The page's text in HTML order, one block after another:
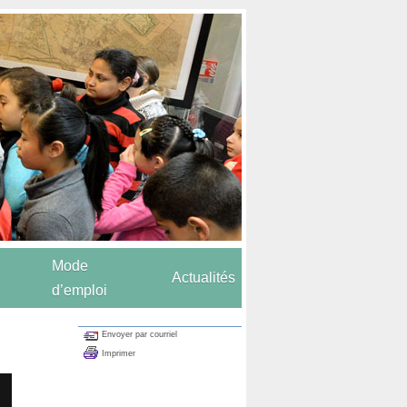
Mode
d’emploi
Actualités
Envoyer par courriel
Imprimer